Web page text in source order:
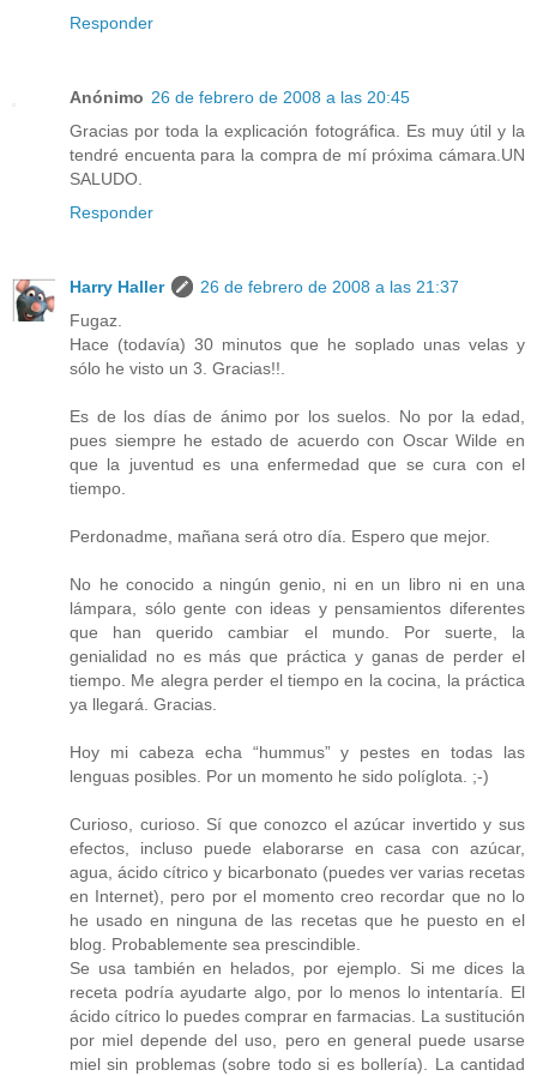
Responder
Anónimo 26 de febrero de 2008 a las 20:45
Gracias por toda la explicación fotográfica. Es muy útil y la
tendré encuenta para la compra de mí próxima cámara.UN
SALUDO.
Responder
Harry Haller
26 de febrero de 2008 a las 21:37
Fugaz.
Hace (todavía) 30 minutos que he soplado unas velas y
sólo he visto un 3. Gracias!!.
Es de los días de ánimo por los suelos. No por la edad,
pues siempre he estado de acuerdo con Oscar Wilde en
que la juventud es una enfermedad que se cura con el
tiempo.
Perdonadme, mañana será otro día. Espero que mejor.
No he conocido a ningún genio, ni en un libro ni en una
lámpara, sólo gente con ideas y pensamientos diferentes
que han querido cambiar el mundo. Por suerte, la
genialidad no es más que práctica y ganas de perder el
tiempo. Me alegra perder el tiempo en la cocina, la práctica
ya llegará. Gracias.
Hoy mi cabeza echa “hummus” y pestes en todas las
lenguas posibles. Por un momento he sido políglota. ;-)
Curioso, curioso. Sí que conozco el azúcar invertido y sus
efectos, incluso puede elaborarse en casa con azúcar,
agua, ácido cítrico y bicarbonato (puedes ver varias recetas
en Internet), pero por el momento creo recordar que no lo
he usado en ninguna de las recetas que he puesto en el
blog. Probablemente sea prescindible.
Se usa también en helados, por ejemplo. Si me dices la
receta podría ayudarte algo, por lo menos lo intentaría. El
ácido cítrico lo puedes comprar en farmacias. La sustitución
por miel depende del uso, pero en general puede usarse
miel sin problemas (sobre todo si es bollería). La cantidad